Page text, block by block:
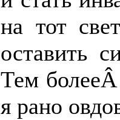
на тот
оставить
Тем
я рано